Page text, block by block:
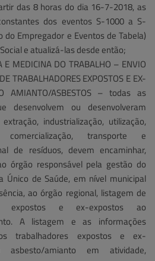
das 8 horas do dia 16-7-2018, as
dos eventos S-1000 a S-
do Empregador e Eventos de Tabela)
e atualizá-las desde então;
E MEDICINA DO TRABALHO – ENVIO
TRABALHADORES EXPOSTOS E EX-
AMIANTO/ASBESTOS – todas as
desenvolvem ou desenvolveram
industrialização, utilização,
comercialização, transporte e
de resíduos, devem encaminhar,
órgão responsável pela gestão do
Único de Saúde, em nível municipal
ao órgão regional, listagem de
expostos e ex-expostos ao
A listagem e as informações
trabalhadores expostos e ex-
asbesto/amianto em atividade,